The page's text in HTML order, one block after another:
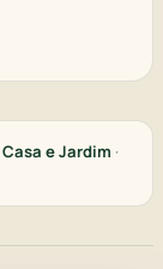
Casa e Jardim ·